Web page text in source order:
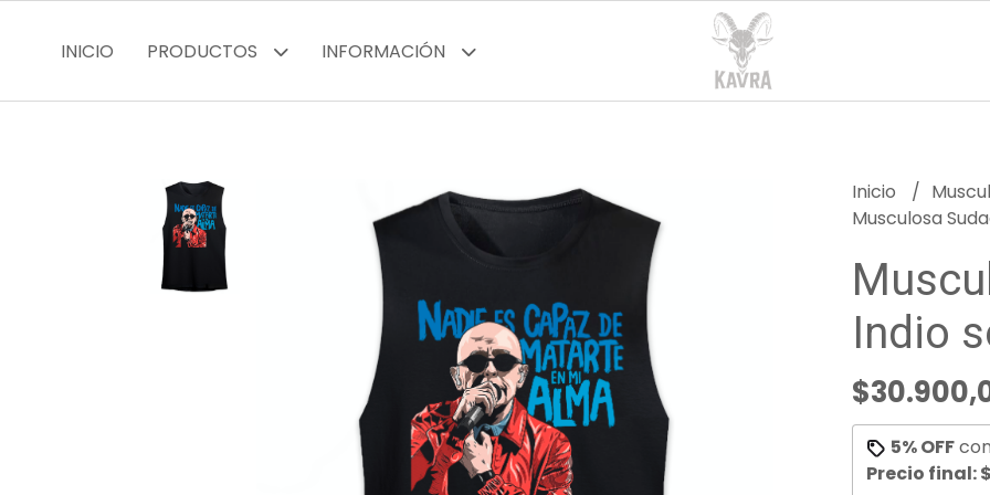
INICIO PRODUCTOS INFORMACIÓN
Inicio
Musculosa
Indio
5% OFF
Precio final: